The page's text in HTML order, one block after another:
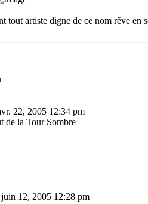
tout artiste digne de ce nom rêve en
22, 2005 12:34 pm
de la Tour Sombre
12, 2005 12:28 pm